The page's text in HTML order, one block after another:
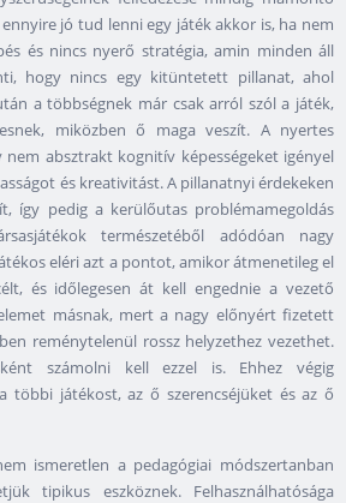
jó tud lenni egy játék akkor is, ha nem
és nincs nyerő stratégia, amin minden áll
hogy nincs egy kitüntetett pillanat, ahol
a többségnek már csak arról szól a játék,
miközben ő maga veszít. A nyertes
absztrakt kognitív képességeket igényel
és kreativitást. A pillanatnyi érdekeken
így pedig a kerülőutas problémamegoldás
természetéből adódóan nagy
eléri azt a pontot, amikor átmenetileg el
és időlegesen át kell engednie a vezető
másnak, mert a nagy előnyért fizetett
reménytelenül rossz helyzethez vezethet.
számolni kell ezzel is. Ehhez végig
többi játékost, az ő szerencséjüket és az ő
ismeretlen a pedagógiai módszertanban
tipikus eszköznek. Felhasználhatósága